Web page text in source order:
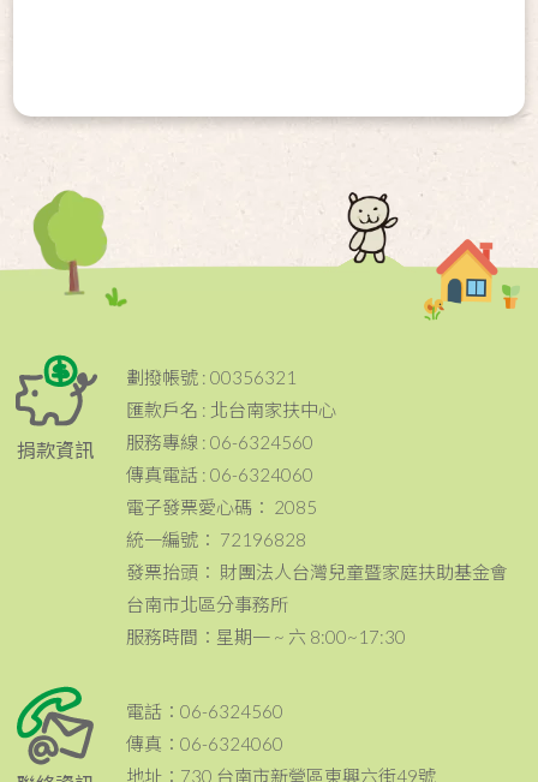
捐款資訊
劃撥帳號 : 00356321
匯款戶名 : 北台南家扶中心
服務專線 : 06-6324560
傳真電話 : 06-6324060
電子發票愛心碼： 2085
統一編號： 72196828
發票抬頭： 財團法人台灣兒童暨家庭扶助基金會
台南市北區分事務所
服務時間：星期一 ~ 六 8:00~17:30
電話：06-6324560
傳真：06-6324060
地址：730 台南市新營區東興六街49號